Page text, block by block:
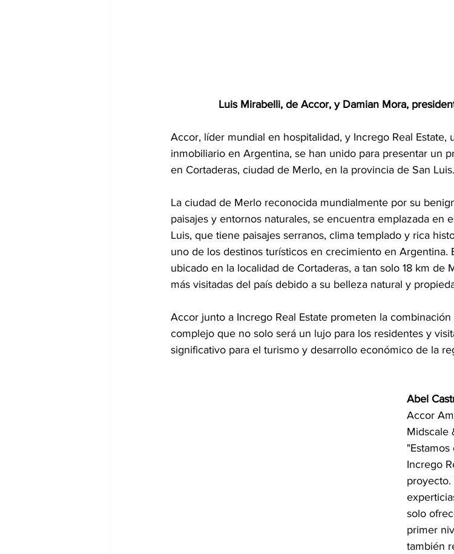
Luis Mirabelli, de Accor, y Damian Mora,
Accor, líder mundial en hospitalidad, y Incrego Real Estate,
inmobiliario en Argentina, se han unido para presentar un
en Cortaderas, ciudad de Merlo, en la provincia de San Luis.
La ciudad de Merlo reconocida mundialmente por su
paisajes y entornos naturales, se encuentra emplazada en
Luis, que tiene paisajes serranos, clima templado y rica
uno de los destinos turísticos en crecimiento en Argentina.
ubicado en la localidad de Cortaderas, a tan solo 18 km de
más visitadas del país debido a su belleza natural y
Accor junto a Incrego Real Estate prometen la
complejo que no solo será un lujo para los residentes y
significativo para el turismo y desarrollo económico de la
Abel
Accor
Midscale
Incrego
proyecto.
solo
primer
también